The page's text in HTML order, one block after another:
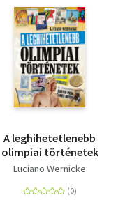
A leghihetetlenebb
olimpiai történetek
Luciano Wernicke